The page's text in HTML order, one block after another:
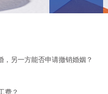
，另一方能否申请撤销婚姻？
费？